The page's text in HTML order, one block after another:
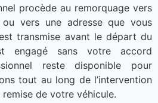
procède au remorquage vers
vers une adresse que vous
transmise avant le départ du
engagé sans votre accord
reste disponible pour
tout au long de l’intervention
remise de votre véhicule.